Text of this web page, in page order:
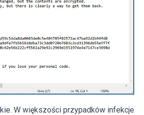
W większości przypadków infekcje